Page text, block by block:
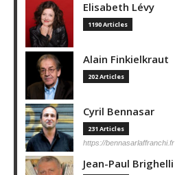
Elisabeth Lévy
1190 Articles
Alain Finkielkraut
202 Articles
Cyril Bennasar
231 Articles
https://bennasarlaffranchi.fr
Jean-Paul Brighelli